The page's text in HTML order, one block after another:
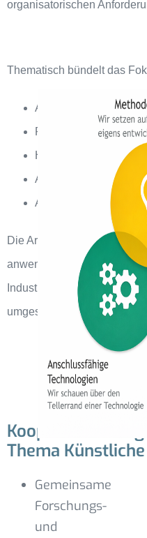
organisatorischen
Thematisch bündelt das
AI Strategy &
Responsible &
Human-Centered &
AI Engineering &
Applied & Domain-
Die Arbeiten sind sowohl
anwendungsnah und
Industrie, öffentlicher Hand
umgesetzt.
Thema
Gemeinsame
Forschungs-
und